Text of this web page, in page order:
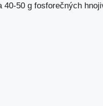
40-50 g fosforečných